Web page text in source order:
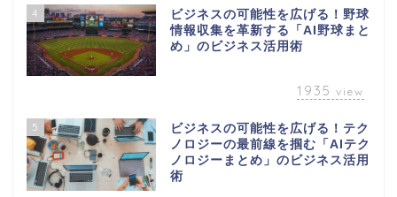
4
ビジネスの可能性を広げる！野球
情報収集を革新する「AI野球まと
め」のビジネス活用術
1935 view
5
ビジネスの可能性を広げる！テク
ノロジーの最前線を掴む「AIテク
ノロジーまとめ」のビジネス活用
術